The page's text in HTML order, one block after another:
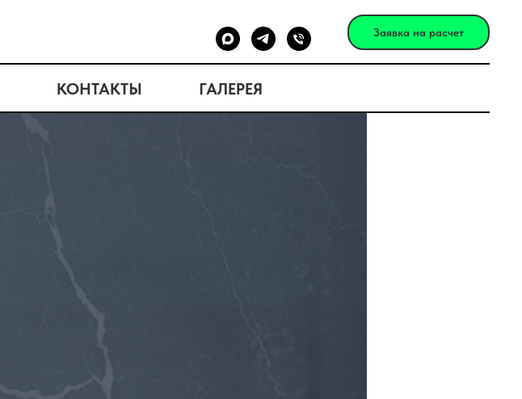
Заявка на расчет
КОНТАКТЫ ГАЛЕРЕЯ